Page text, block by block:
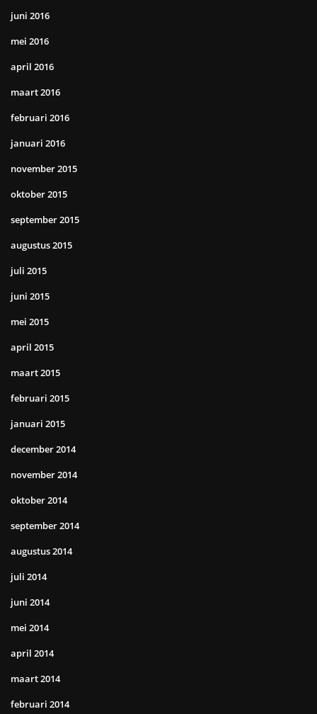
juni 2016
mei 2016
april 2016
maart 2016
februari 2016
januari 2016
november 2015
oktober 2015
september 2015
augustus 2015
juli 2015
juni 2015
mei 2015
april 2015
maart 2015
februari 2015
januari 2015
december 2014
november 2014
oktober 2014
september 2014
augustus 2014
juli 2014
juni 2014
mei 2014
april 2014
maart 2014
februari 2014